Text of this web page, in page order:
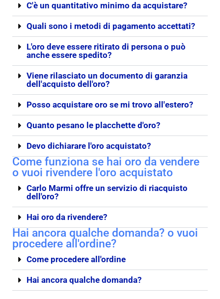
C'è un quantitativo minimo da acquistare?
Quali sono i metodi di pagamento accettati?
L'oro deve essere ritirato di persona o può
anche essere spedito?
Viene rilasciato un documento di garanzia
dell'acquisto dell'oro?
Posso acquistare oro se mi trovo all'estero?
Quanto pesano le placchette d'oro?
Devo dichiarare l'oro acquistato?
Come funziona se hai oro da vendere
o vuoi rivendere l'oro acquistato
Carlo Marmi offre un servizio di riacquisto
dell'oro?
Hai oro da rivendere?
Hai ancora qualche domanda? o vuoi
procedere all'ordine?
Come procedere all'ordine
Hai ancora qualche domanda?